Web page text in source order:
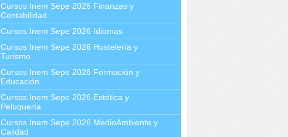
Cursos Inem Sepe 2026 Finanzas y
Contabilidad
Cursos Inem Sepe 2026 Idiomas
Cursos Inem Sepe 2026 Hostelería y
Turismo
Cursos Inem Sepe 2026 Formación y
Educación
Cursos Inem Sepe 2026 Estética y
Peluquería
Cursos Inem Sepe 2026 MedioAmbiente y
Calidad